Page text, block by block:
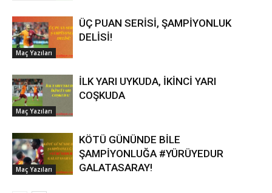
Maç Yazıları
ÜÇ PUAN SERİSİ, ŞAMPİYONLUK
DELİSİ!
Maç Yazıları
İLK YARI UYKUDA, İKİNCİ YARI
COŞKUDA
Maç Yazıları
KÖTÜ GÜNÜNDE BİLE
ŞAMPİYONLUĞA #YÜRÜYEDUR
GALATASARAY!